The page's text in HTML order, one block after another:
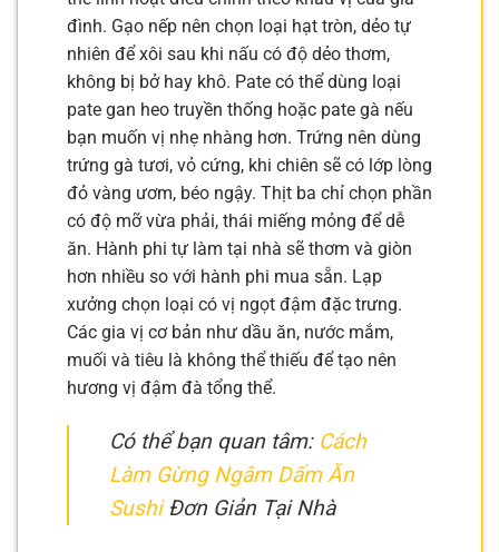
đình. Gạo nếp nên chọn loại hạt tròn, dẻo tự
nhiên để xôi sau khi nấu có độ dẻo thơm,
không bị bở hay khô. Pate có thể dùng loại
pate gan heo truyền thống hoặc pate gà nếu
bạn muốn vị nhẹ nhàng hơn. Trứng nên dùng
trứng gà tươi, vỏ cứng, khi chiên sẽ có lớp lòng
đỏ vàng ươm, béo ngậy. Thịt ba chỉ chọn phần
có độ mỡ vừa phải, thái miếng mỏng để dễ
ăn. Hành phi tự làm tại nhà sẽ thơm và giòn
hơn nhiều so với hành phi mua sẵn. Lạp
xưởng chọn loại có vị ngọt đậm đặc trưng.
Các gia vị cơ bản như dầu ăn, nước mắm,
muối và tiêu là không thể thiếu để tạo nên
hương vị đậm đà tổng thể.
Có thể bạn quan tâm: Cách
Làm Gừng Ngâm Dấm Ăn
SushiĐơn Giản Tại Nhà